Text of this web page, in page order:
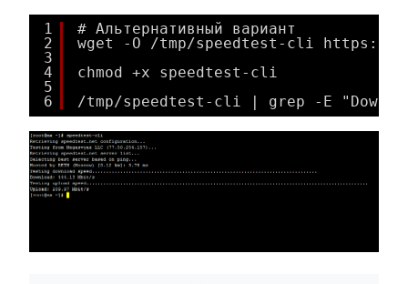
1
2
3
4
5
6
# Альтернативный вариант
wget -O /tmp/speedtest-cli https://
chmod +x speedtest-cli
/tmp/speedtest-cli | grep -E